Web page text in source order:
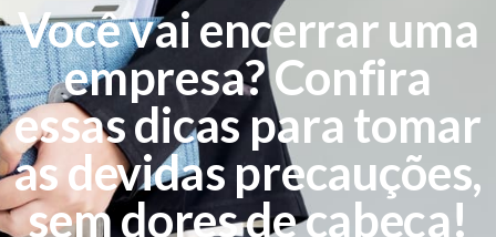
Você vai encerrar uma
empresa? Confira
essas dicas para tomar
as devidas precauções,
sem dores de cabeça!